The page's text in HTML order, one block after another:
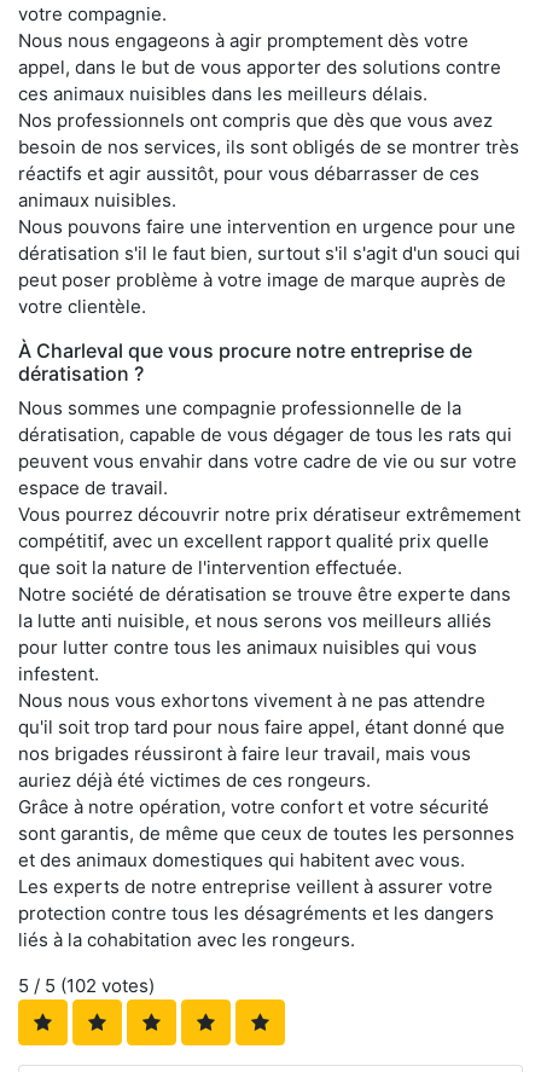
votre compagnie.
Nous nous engageons à agir promptement dès votre
appel, dans le but de vous apporter des solutions contre
ces animaux nuisibles dans les meilleurs délais.
Nos professionnels ont compris que dès que vous avez
besoin de nos services, ils sont obligés de se montrer très
réactifs et agir aussitôt, pour vous débarrasser de ces
animaux nuisibles.
Nous pouvons faire une intervention en urgence pour une
dératisation s'il le faut bien, surtout s'il s'agit d'un souci qui
peut poser problème à votre image de marque auprès de
votre clientèle.
À Charleval que vous procure notre entreprise de
dératisation ?
Nous sommes une compagnie professionnelle de la
dératisation, capable de vous dégager de tous les rats qui
peuvent vous envahir dans votre cadre de vie ou sur votre
espace de travail.
Vous pourrez découvrir notre prix dératiseur extrêmement
compétitif, avec un excellent rapport qualité prix quelle
que soit la nature de l'intervention effectuée.
Notre société de dératisation se trouve être experte dans
la lutte anti nuisible, et nous serons vos meilleurs alliés
pour lutter contre tous les animaux nuisibles qui vous
infestent.
Nous nous vous exhortons vivement à ne pas attendre
qu'il soit trop tard pour nous faire appel, étant donné que
nos brigades réussiront à faire leur travail, mais vous
auriez déjà été victimes de ces rongeurs.
Grâce à notre opération, votre confort et votre sécurité
sont garantis, de même que ceux de toutes les personnes
et des animaux domestiques qui habitent avec vous.
Les experts de notre entreprise veillent à assurer votre
protection contre tous les désagréments et les dangers
liés à la cohabitation avec les rongeurs.
5 / 5 (102 votes)